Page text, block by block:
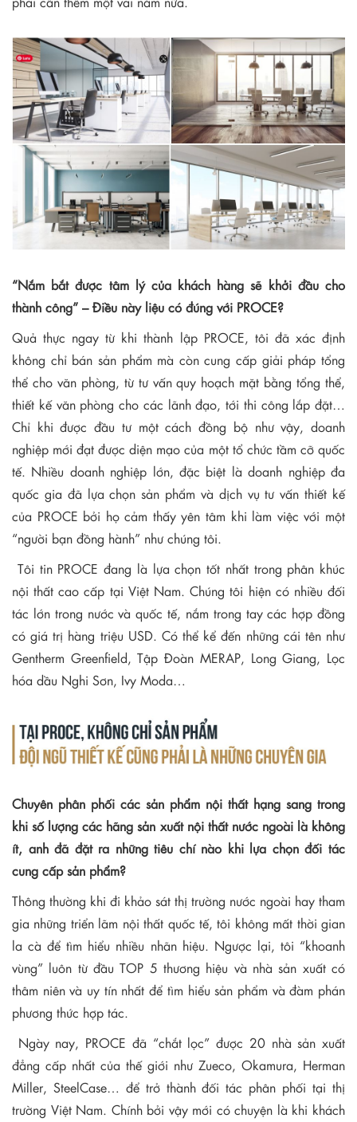
“Nắm bắt được tâm lý của khách hàng sẽ khởi đầu cho
thành công” – Điều này liệu có đúng với PROCE?
Quả thực ngay từ khi thành lập PROCE, tôi đã xác định
không chỉ bán sản phẩm mà còn cung cấp giải pháp tổng
thể cho văn phòng, từ tư vấn quy hoạch mặt bằng tổng thể,
thiết kế văn phòng cho các lãnh đạo, tới thi công lắp đặt…
Chỉ khi được đầu tư một cách đồng bộ như vậy, doanh
nghiệp mới đạt được diện mạo của một tổ chức tầm cỡ quốc
tế. Nhiều doanh nghiệp lớn, đặc biệt là doanh nghiệp đa
quốc gia đã lựa chọn sản phẩm và dịch vụ tư vấn thiết kế
của PROCE bởi họ cảm thấy yên tâm khi làm việc với một
“người bạn đồng hành” như chúng tôi.
Tôi tin PROCE đang là lựa chọn tốt nhất trong phân khúc
nội thất cao cấp tại Việt Nam. Chúng tôi hiện có nhiều đối
tác lớn trong nước và quốc tế, nắm trong tay các hợp đồng
có giá trị hàng triệu USD. Có thể kể đến những cái tên như
Gentherm Greenfield, Tập Đoàn MERAP, Long Giang, Lọc
hóa dầu Nghi Sơn, Ivy Moda…
Chuyên phân phối các sản phẩm nội thất hạng sang trong
khi số lượng các hãng sản xuất nội thất nước ngoài là không
ít, anh đã đặt ra những tiêu chí nào khi lựa chọn đối tác
cung cấp sản phẩm?
Thông thường khi đi khảo sát thị trường nước ngoài hay tham
gia những triển lãm nội thất quốc tế, tôi không mất thời gian
la cà để tìm hiểu nhiều nhãn hiệu. Ngược lại, tôi “khoanh
vùng” luôn từ đầu TOP 5 thương hiệu và nhà sản xuất có
thâm niên và uy tín nhất để tìm hiểu sản phẩm và đàm phán
phương thức hợp tác.
Ngày nay, PROCE đã “chắt lọc” được 20 nhà sản xuất
đẳng cấp nhất của thế giới như Zueco, Okamura, Herman
Miller, SteelCase… để trở thành đối tác phân phối tại thị
trường Việt Nam. Chính bởi vậy mới có chuyện là khi khách